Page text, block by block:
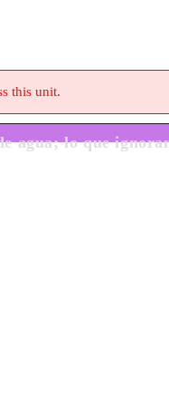
this unit.
agua; lo que